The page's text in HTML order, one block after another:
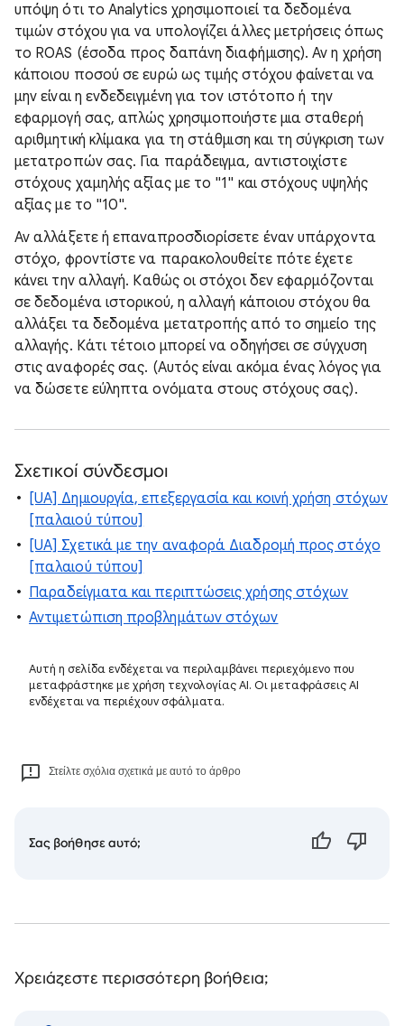
υπόψη ότι το Analytics χρησιμοποιεί τα δεδομένα
τιμών στόχου για να υπολογίζει άλλες μετρήσεις όπως
το ROAS (έσοδα προς δαπάνη διαφήμισης). Αν η χρήση
κάποιου ποσού σε ευρώ ως τιμής στόχου φαίνεται να
μην είναι η ενδεδειγμένη για τον ιστότοπο ή την
εφαρμογή σας, απλώς χρησιμοποιήστε μια σταθερή
αριθμητική κλίμακα για τη στάθμιση και τη σύγκριση των
μετατροπών σας. Για παράδειγμα, αντιστοιχίστε
στόχους χαμηλής αξίας με το "1" και στόχους υψηλής
αξίας με το "10".
Αν αλλάξετε ή επαναπροσδιορίσετε έναν υπάρχοντα
στόχο, φροντίστε να παρακολουθείτε πότε έχετε
κάνει την αλλαγή. Καθώς οι στόχοι δεν εφαρμόζονται
σε δεδομένα ιστορικού, η αλλαγή κάποιου στόχου θα
αλλάξει τα δεδομένα μετατροπής από το σημείο της
αλλαγής. Κάτι τέτοιο μπορεί να οδηγήσει σε σύγχυση
στις αναφορές σας. (Αυτός είναι ακόμα ένας λόγος για
να δώσετε εύληπτα ονόματα στους στόχους σας).
Σχετικοί σύνδεσμοι
[UA] Δημιουργία, επεξεργασία και κοινή χρήση στόχων
[παλαιού τύπου]
[UA] Σχετικά με την αναφορά Διαδρομή προς στόχο
[παλαιού τύπου]
Παραδείγματα και περιπτώσεις χρήσης στόχων
Αντιμετώπιση προβλημάτων στόχων
Αυτή η σελίδα ενδέχεται να περιλαμβάνει περιεχόμενο που
μεταφράστηκε με χρήση τεχνολογίας AI. Οι μεταφράσεις AI
ενδέχεται να περιέχουν σφάλματα.
Στείλτε σχόλια σχετικά με αυτό το άρθρο
Σας βοήθησε αυτό;
Χρειάζεστε περισσότερη βοήθεια;